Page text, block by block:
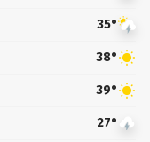
35°
38°
39°
27°